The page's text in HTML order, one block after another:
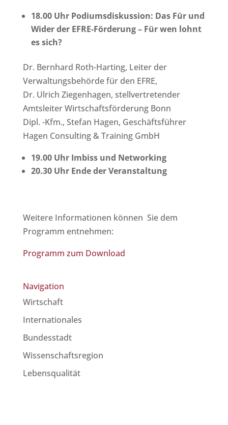
18.00 Uhr Podiumsdiskussion: Das Für und
Wider der EFRE-Förderung – Für wen lohnt
es sich?
Dr. Bernhard Roth-Harting, Leiter der
Verwaltungsbehörde für den EFRE,
Dr. Ulrich Ziegenhagen, stellvertretender
Amtsleiter Wirtschaftsförderung Bonn
Dipl. -Kfm., Stefan Hagen, Geschäftsführer
Hagen Consulting & Training GmbH
19.00 Uhr Imbiss und Networking
20.30 Uhr Ende der Veranstaltung
Weitere Informationen können Sie dem
Programm entnehmen:
Programm zum Download
Navigation
Wirtschaft
Internationales
Bundesstadt
Wissenschaftsregion
Lebensqualität